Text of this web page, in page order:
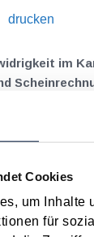
Cookies
um Inhalte
für
drucken
im
bestand
gegen
die